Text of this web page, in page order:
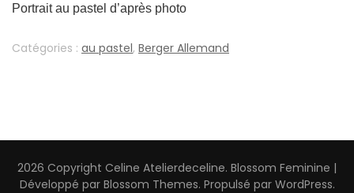
Portrait au pastel d’après photo
Catégories : au pastel, Berger Allemand
2026 Copyright Celine Atelierdeceline. Blossom Feminine |
Développé par Blossom Themes. Propulsé par WordPress.